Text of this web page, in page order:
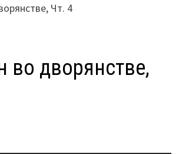
во дворянстве,